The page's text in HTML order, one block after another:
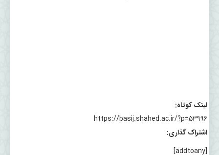
لینک کوتاه:
https://basij.shahed.ac.ir/?p=53996
اشتراک گذاری:
[addtoany]